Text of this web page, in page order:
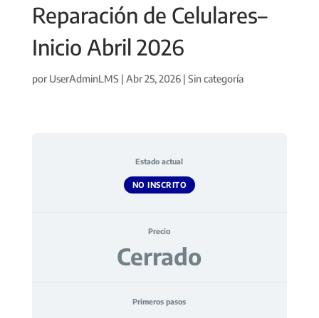
Reparación de Celulares–
Inicio Abril 2026
por UserAdminLMS | Abr 25, 2026| Sin categoría
Estado actual
NO INSCRITO
Precio
Cerrado
Primeros pasos